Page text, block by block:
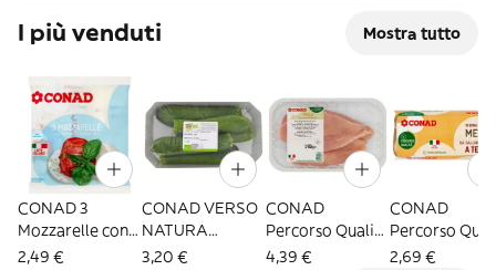
I più venduti Mostra tutto
CONAD 3
Mozzarelle con
fermenti lattici
2,49 €
CONAD VERSO
NATURA
Zucchine
3,20 €
CONAD
Percorso Qualità
Petto di Pollo a
4,39 €
CONAD
Percorso
10 Uova
2,69 €